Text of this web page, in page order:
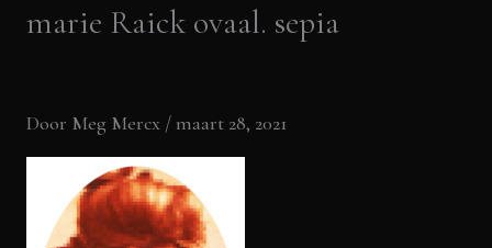
marie Raick ovaal. sepia
Door Meg Mercx / maart 28, 2021